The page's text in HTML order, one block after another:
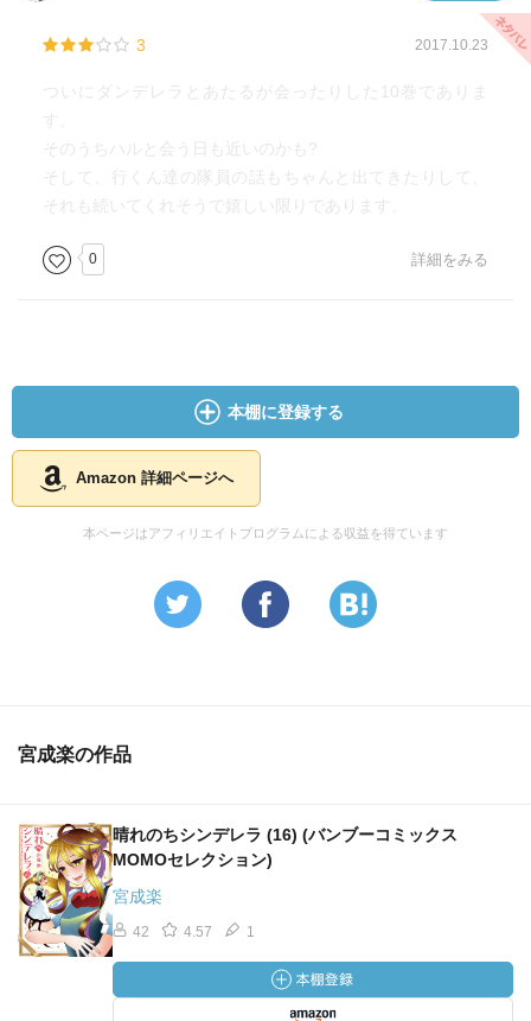
3 2017.10.23
ついにダンデレラとあたるが会ったりした10巻でありま
す。
そのうちハルと会う日も近いのかも?
そして、行くん達の隊員の話もちゃんと出てきたりして、
それも続いてくれそうで嬉しい限りであります。
0 詳細をみる
本棚に登録する
Amazon 詳細ページへ
本ページはアフィリエイトプログラムによる収益を得ています
宮成楽の作品
晴れのちシンデレラ (16) (バンブーコミックス
MOMOセレクション)
宮成楽
42 4.57 1